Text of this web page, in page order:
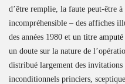
d’être remplie, la faute peut-être
incompréhensible – des affiches
des années 1980 et un titre
un doute sur la nature de
distribué largement des
inconditionnels princiers,